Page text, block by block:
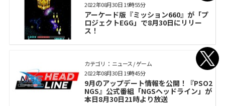
アーケード版『ミッション660』が「プ
ロジェクトEGG」で8月30日にリリー
ス！
2022年08月30日 19時55分
カテゴリ： ニュース / ゲーム
9月のアップデート情報を公開！『PSO2
NGS』公式番組「NGSヘッドライン」が
本日8月30日21時より放送
2022年08月30日 19時45分